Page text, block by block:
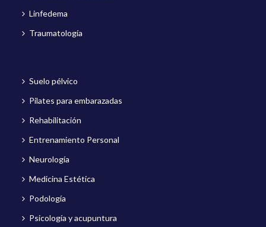
Linfedema
Traumatología
Suelo pélvico
Pilates para embarazadas
Rehabilitación
Entrenamiento Personal
Neurología
Medicina Estética
Podología
Psicología y acupuntura